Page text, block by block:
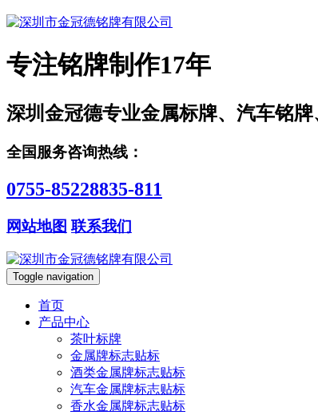
专注铭牌制作17年
深圳金冠德专业金属标牌、汽车铭
全国服务咨询热线：
0755-85228835-811
网站地图 联系我们
Toggle navigation
首页
产品中心
茶叶标牌
金属牌标志贴标
酒类金属牌标志贴标
汽车金属牌标志贴标
香水金属牌标志贴标